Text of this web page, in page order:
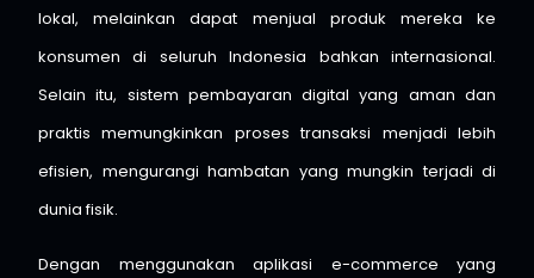
lokal, melainkan dapat menjual produk mereka ke
konsumen di seluruh Indonesia bahkan internasional.
Selain itu, sistem pembayaran digital yang aman dan
praktis memungkinkan proses transaksi menjadi lebih
efisien, mengurangi hambatan yang mungkin terjadi di
dunia fisik.
Dengan menggunakan aplikasi e-commerce yang